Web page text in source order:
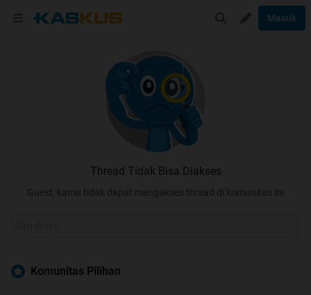
Masuk
Thread Tidak Bisa Diakses
Guest, kamu tidak dapat mengakses thread di komunitas ini
Komunitas Pilihan